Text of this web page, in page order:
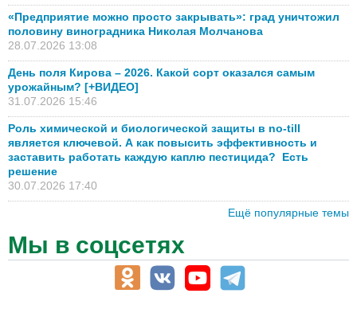
«Предприятие можно просто закрывать»: град уничтожил
половину виноградника Николая Молчанова
28.07.2026 13:08
День поля Кирова – 2026. Какой сорт оказался самым
урожайным? [+ВИДЕО]
31.07.2026 15:46
Роль химической и биологической защиты в no-till
является ключевой. А как повысить эффективность и
заставить работать каждую каплю пестицида? Есть
решение
30.07.2026 17:40
Ещё популярные темы
Мы в соцсетях